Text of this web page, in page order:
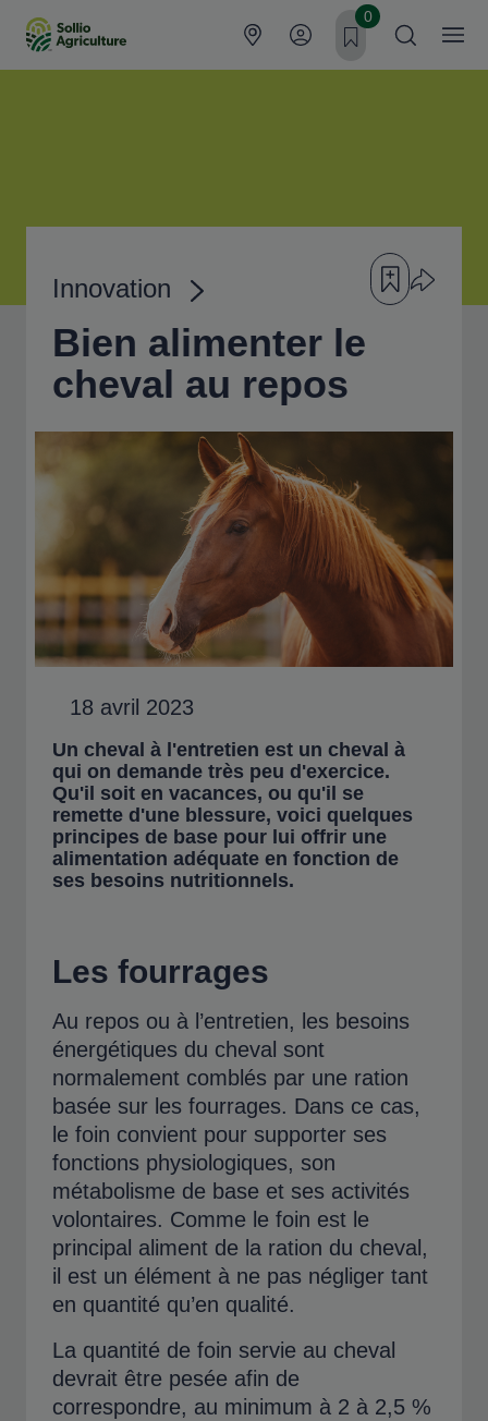
0
Fil d'Ariane
Innovation
Ajouter à ma
Partager
Bien alimenter le
cheval au repos
18 avril 2023
Un cheval à l'entretien est un cheval à
qui on demande très peu d'exercice.
Qu'il soit en vacances, ou qu'il se
remette d'une blessure, voici quelques
principes de base pour lui offrir une
alimentation adéquate en fonction de
ses besoins nutritionnels.
Les fourrages
Au repos ou à l’entretien, les besoins
énergétiques du cheval sont
normalement comblés par une ration
basée sur les fourrages. Dans ce cas,
le foin convient pour supporter ses
fonctions physiologiques, son
métabolisme de base et ses activités
volontaires. Comme le foin est le
principal aliment de la ration du cheval,
il est un élément à ne pas négliger tant
en quantité qu’en qualité.
La quantité de foin servie au cheval
devrait être pesée afin de
correspondre, au minimum à 2 à 2,5 %